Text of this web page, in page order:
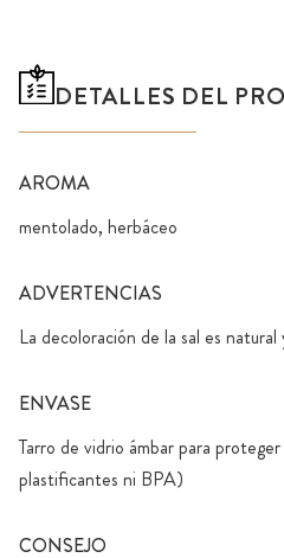
DETALLES DEL
AROMA
mentolado, herbáceo
ADVERTENCIAS
La decoloración de la sal es
ENVASE
Tarro de vidrio ámbar para
plastificantes ni BPA)
CONSEJO